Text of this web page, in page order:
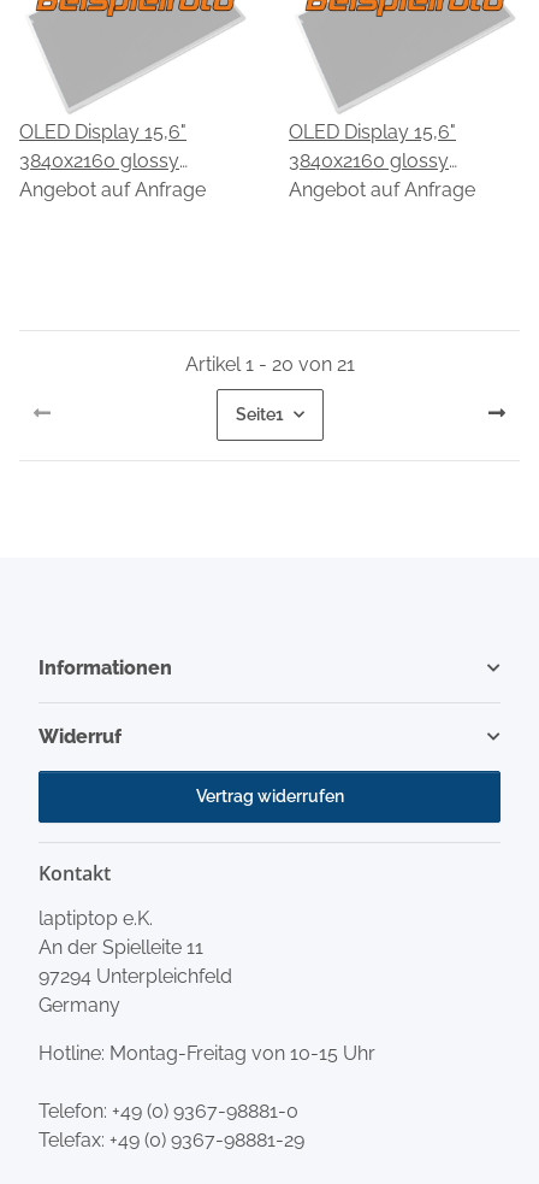
OLED Display 15,6"
3840x2160 glossy
passend für EDO
Angebot auf Anfrage
OLED Display 15,6"
3840x2160 glossy
passend für EDO
Angebot auf Anfrage
Artikel 1 - 20 von 21
Seite1
Informationen
Widerruf
Vertrag widerrufen
Kontakt
laptiptop e.K.
An der Spielleite 11
97294 Unterpleichfeld
Germany
Hotline: Montag-Freitag von 10-15 Uhr
Telefon: +49 (0) 9367-98881-0
Telefax: +49 (0) 9367-98881-29